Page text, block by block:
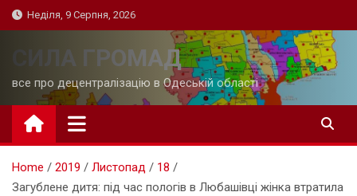
Skip
to
Неділя, 9 Серпня, 2026
СИЛА ГРОМАД
все про децентралізацію в Одеській області
Home 2019 Листопад
18
Загублене дитя: під час пологів в Любашівці жінка втратила